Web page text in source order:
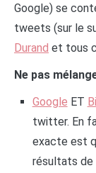
Google) se
tweets (sur le
Durand et tous
Ne pas
Google ET
twitter. En
exacte est
résultats de